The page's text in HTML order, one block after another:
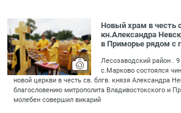
Новый храм в честь
кн.Александра
в Приморье рядом с
Лесозаводский район .
с.Марково состоялся
новой церкви в честь св. блгв. князя Александра
благословению митрополита Владивостокского и
молебен совершил викарий